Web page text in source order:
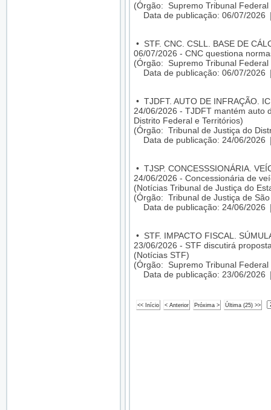
(Órgão: Supremo Tribunal Federal
Data de publicação: 06/07/2026
• STF. CNC. CSLL. BASE DE
06/07/2026 - CNC questiona
(Órgão: Supremo Tribunal Federal
Data de publicação: 06/07/2026
• TJDFT. AUTO DE INFRAÇÃO.
24/06/2026 - TJDFT mantém auto
Distrito Federal e Territórios)
(Órgão: Tribunal de Justiça do
Data de publicação: 24/06/2026
• TJSP. CONCESSSIONÁRIA.
24/06/2026 - Concessionária de
(Notícias Tribunal de Justiça do
(Órgão: Tribunal de Justiça de
Data de publicação: 24/06/2026
• STF. IMPACTO FISCAL.
23/06/2026 - STF discutirá
(Notícias STF)
(Órgão: Supremo Tribunal Federal
Data de publicação: 23/06/2026